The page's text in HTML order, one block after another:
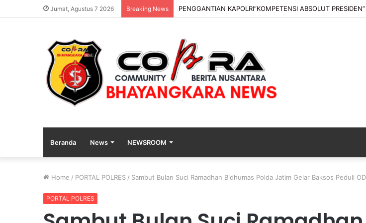
Jumat, Agustus 7 2026 Breaking News DVI Polda Jatim Serahkan Jenazah Kelima Korban KM Mutiara
Beranda News NEWSROOM
Home / PORTAL POLRES / Sambut Bulan Suci Ramadhan Bidhumas Polda Jatim Gelar Baksos Peduli
PORTAL POLRES